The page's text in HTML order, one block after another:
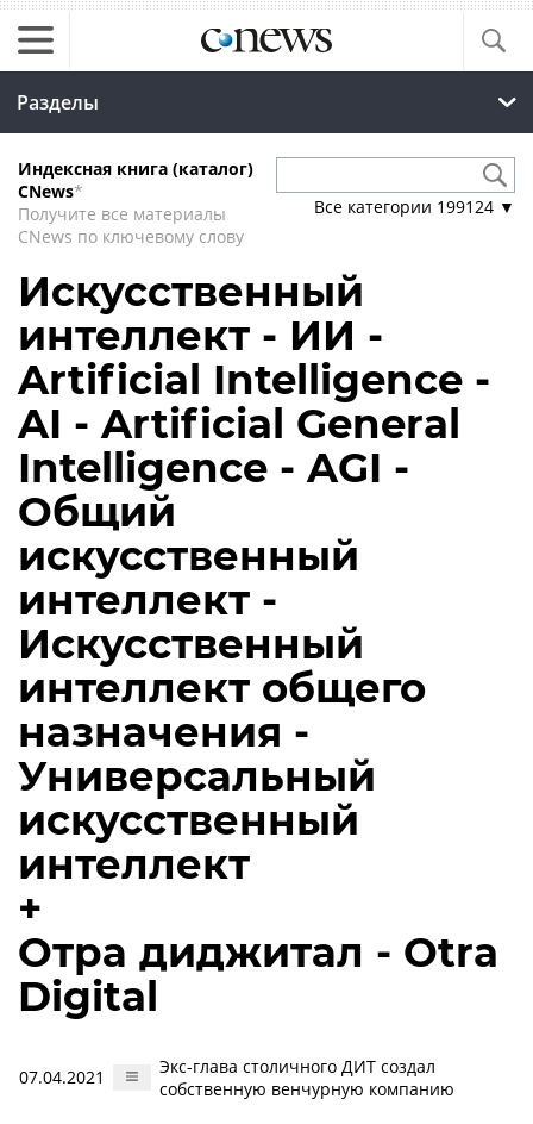
Разделы
Индексная книга (каталог)
CNews*
Получите все материалы
CNews по ключевому слову
Все категории 199124 ▼
Искусственный
интеллект - ИИ -
Artificial Intelligence -
AI - Artificial General
Intelligence - AGI -
Общий
искусственный
интеллект -
Искусственный
интеллект общего
назначения -
Универсальный
искусственный
интеллект
+
Отра диджитал - Otra
Digital
07.04.2021
Экс-глава столичного ДИТ создал
собственную венчурную компанию